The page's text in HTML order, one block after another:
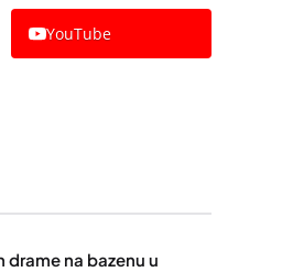
YouTube
drame na bazenu u